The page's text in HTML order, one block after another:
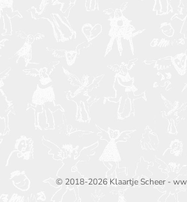
© 2018-2026 Klaartje Scheer -